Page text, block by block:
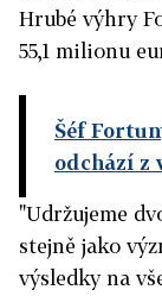
Hrubé výhry
55,1 milionu
Šéf
odchází z
"Udržujeme
stejně jako
výsledky na